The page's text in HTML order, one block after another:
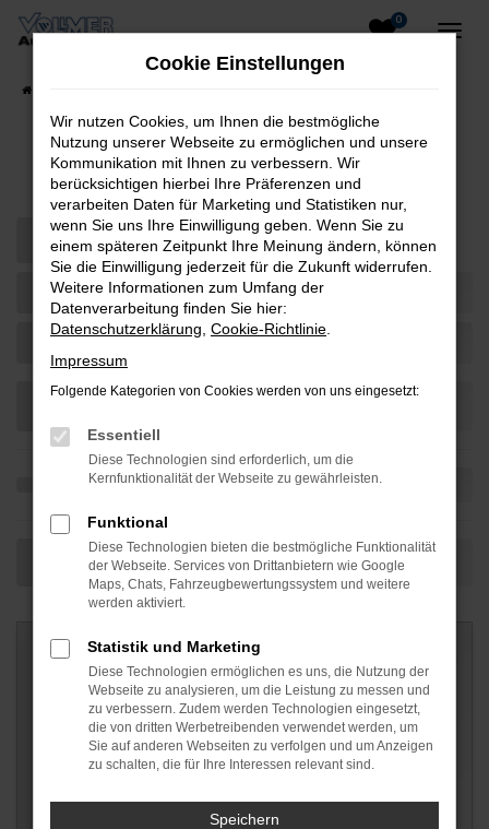
Zum
0
Fahrzeug-Showroom
Cookie Einstellungen
Wir nutzen Cookies, um Ihnen die bestmögliche
Nutzung unserer Webseite zu ermöglichen und unsere
Kommunikation mit Ihnen zu verbessern. Wir
berücksichtigen hierbei Ihre Präferenzen und
verarbeiten Daten für Marketing und Statistiken nur,
wenn Sie uns Ihre Einwilligung geben. Wenn Sie zu
einem späteren Zeitpunkt Ihre Meinung ändern, können
Sie die Einwilligung jederzeit für die Zukunft widerrufen.
Weitere Informationen zum Umfang der
Datenverarbeitung finden Sie hier:
Datenschutzerklärung Cookie-Richtlinie
Impressum
Folgende Kategorien von Cookies werden von uns eingesetzt:
Essentiell
Diese Technologien sind erforderlich, um die
Kernfunktionalität der Webseite zu gewährleisten.
Funktional
Diese Technologien bieten die bestmögliche Funktionalität
der Webseite. Services von Drittanbietern wie Google
Maps, Chats, Fahrzeugbewertungssystem und weitere
werden aktiviert.
Statistik und Marketing
Diese Technologien ermöglichen es uns, die Nutzung der
Webseite zu analysieren, um die Leistung zu messen und
zu verbessern. Zudem werden Technologien eingesetzt,
die von dritten Werbetreibenden verwendet werden, um
Sie auf anderen Webseiten zu verfolgen und um Anzeigen
zu schalten, die für Ihre Interessen relevant sind.
Speichern